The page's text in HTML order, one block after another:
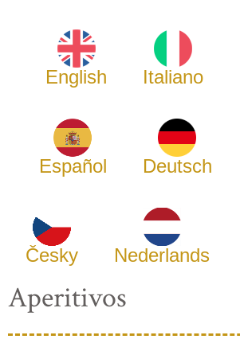
English Italiano
Español Deutsch
Česky Nederlands
Aperitivos